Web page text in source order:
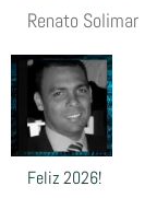
Renato Solimar
Feliz 2026!